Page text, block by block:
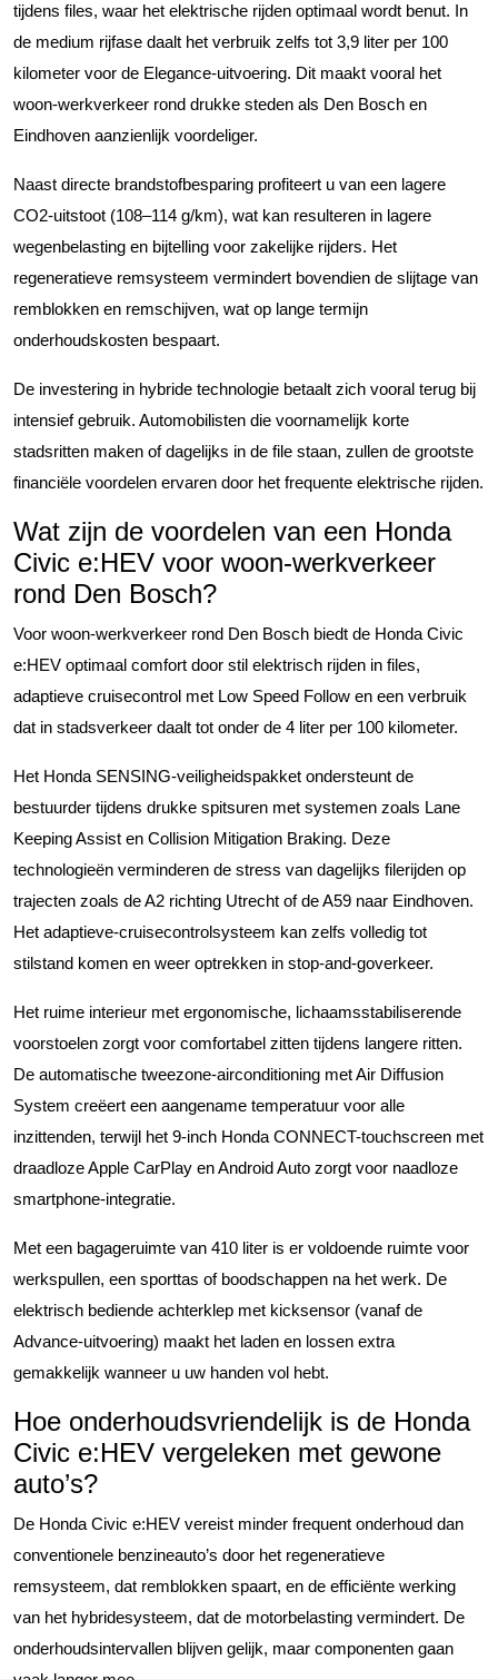
tijdens files, waar het elektrische rijden optimaal wordt benut. In
de medium rijfase daalt het verbruik zelfs tot 3,9 liter per 100
kilometer voor de Elegance-uitvoering. Dit maakt vooral het
woon-werkverkeer rond drukke steden als Den Bosch en
Eindhoven aanzienlijk voordeliger.
Naast directe brandstofbesparing profiteert u van een lagere
CO2-uitstoot (108–114 g/km), wat kan resulteren in lagere
wegenbelasting en bijtelling voor zakelijke rijders. Het
regeneratieve remsysteem vermindert bovendien de slijtage van
remblokken en remschijven, wat op lange termijn
onderhoudskosten bespaart.
De investering in hybride technologie betaalt zich vooral terug bij
intensief gebruik. Automobilisten die voornamelijk korte
stadsritten maken of dagelijks in de file staan, zullen de grootste
financiële voordelen ervaren door het frequente elektrische rijden.
Wat zijn de voordelen van een Honda
Civic e:HEV voor woon-werkverkeer
rond Den Bosch?
Voor woon-werkverkeer rond Den Bosch biedt de Honda Civic
e:HEV optimaal comfort door stil elektrisch rijden in files,
adaptieve cruisecontrol met Low Speed Follow en een verbruik
dat in stadsverkeer daalt tot onder de 4 liter per 100 kilometer.
Het Honda SENSING-veiligheidspakket ondersteunt de
bestuurder tijdens drukke spitsuren met systemen zoals Lane
Keeping Assist en Collision Mitigation Braking. Deze
technologieën verminderen de stress van dagelijks filerijden op
trajecten zoals de A2 richting Utrecht of de A59 naar Eindhoven.
Het adaptieve-cruisecontrolsysteem kan zelfs volledig tot
stilstand komen en weer optrekken in stop-and-goverkeer.
Het ruime interieur met ergonomische, lichaamsstabiliserende
voorstoelen zorgt voor comfortabel zitten tijdens langere ritten.
De automatische tweezone-airconditioning met Air Diffusion
System creëert een aangename temperatuur voor alle
inzittenden, terwijl het 9-inch Honda CONNECT-touchscreen met
draadloze Apple CarPlay en Android Auto zorgt voor naadloze
smartphone-integratie.
Met een bagageruimte van 410 liter is er voldoende ruimte voor
werkspullen, een sporttas of boodschappen na het werk. De
elektrisch bediende achterklep met kicksensor (vanaf de
Advance-uitvoering) maakt het laden en lossen extra
gemakkelijk wanneer u uw handen vol hebt.
Hoe onderhoudsvriendelijk is de Honda
Civic e:HEV vergeleken met gewone
auto’s?
De Honda Civic e:HEV vereist minder frequent onderhoud dan
conventionele benzineauto’s door het regeneratieve
remsysteem, dat remblokken spaart, en de efficiënte werking
van het hybridesysteem, dat de motorbelasting vermindert. De
onderhoudsintervallen blijven gelijk, maar componenten gaan